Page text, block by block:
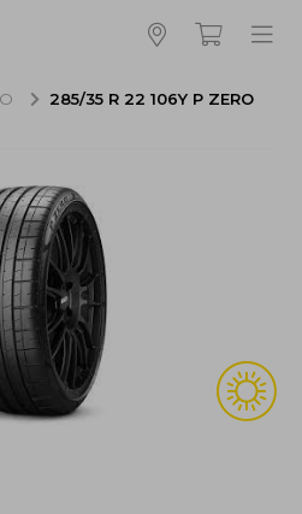
Bestellen
285/35 R 22 106Y P ZERO